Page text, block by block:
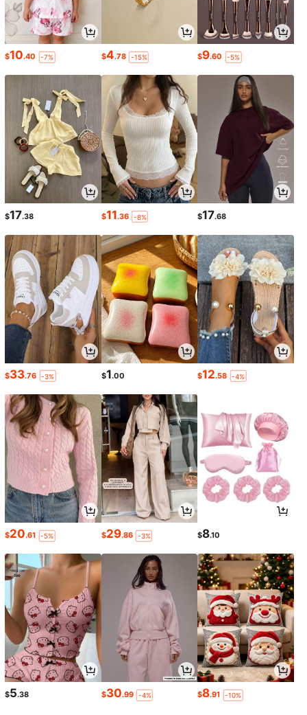
$10.40 -7% $4.78 -15% $9.60 -5%
$17.38 $11.36 -8% $17.68
$33.76 -3% $1.00 $12.58 -4%
$20.61 -5% $29.86 -3% $8.10
$5.38 $30.99 -4% $8.91 -10%